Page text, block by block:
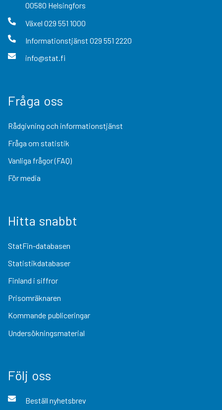
00580 Helsingfors
Växel 029 551 1000
Informationstjänst 029 551 2220
info@stat.fi
Fråga oss
Rådgivning och informationstjänst
Fråga om statistik
Vanliga frågor (FAQ)
För media
Hitta snabbt
StatFin-databasen
Statistikdatabaser
Finland i siffror
Prisomräknaren
Kommande publiceringar
Undersökningsmaterial
Följ oss
Beställ nyhetsbrev